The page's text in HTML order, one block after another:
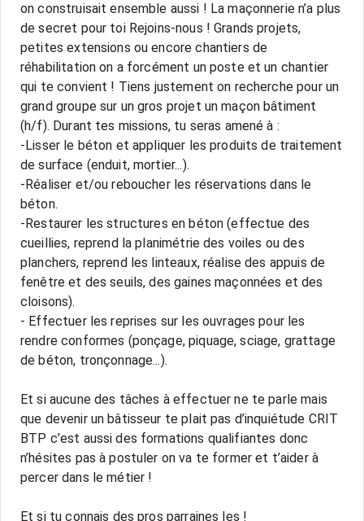
on construisait ensemble aussi ! La maçonnerie n’a plus
de secret pour toi Rejoins-nous ! Grands projets,
petites extensions ou encore chantiers de
réhabilitation on a forcément un poste et un chantier
qui te convient ! Tiens justement on recherche pour un
grand groupe sur un gros projet un maçon bâtiment
(h/f). Durant tes missions, tu seras amené à :
-Lisser le béton et appliquer les produits de traitement
de surface (enduit, mortier...).
-Réaliser et/ou reboucher les réservations dans le
béton.
-Restaurer les structures en béton (effectue des
cueillies, reprend la planimétrie des voiles ou des
planchers, reprend les linteaux, réalise des appuis de
fenêtre et des seuils, des gaines maçonnées et des
cloisons).
- Effectuer les reprises sur les ouvrages pour les
rendre conformes (ponçage, piquage, sciage, grattage
de béton, tronçonnage...).
Et si aucune des tâches à effectuer ne te parle mais
que devenir un bâtisseur te plait pas d’inquiétude CRIT
BTP c’est aussi des formations qualifiantes donc
n’hésites pas à postuler on va te former et t’aider à
percer dans le métier !
Et si tu connais des pros parraines les !